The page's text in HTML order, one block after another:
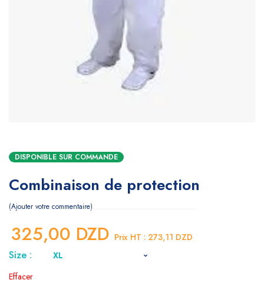
DISPONIBLE SUR COMMANDE
Combinaison de protection
Ajouter votre commentaire
325,00 DZD Prix HT : 273,11 DZD
Size :
Effacer